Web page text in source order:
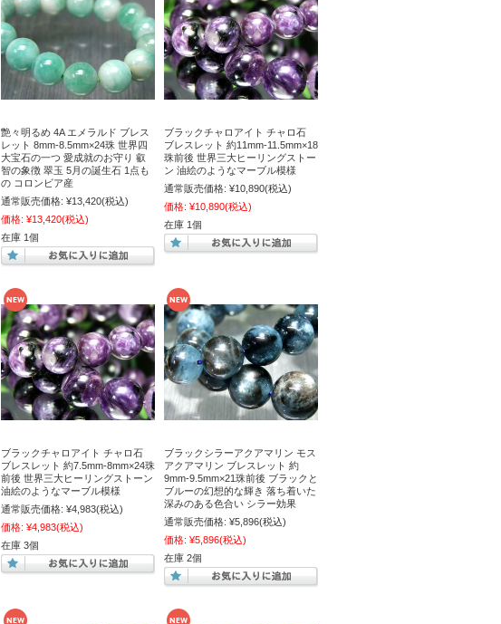
艶々明るめ 4A エメラルド ブレス
レット 8mm-8.5mm×24珠 世界四
大宝石の一つ 愛成就のお守り 叡
智の象徴 翠玉 5月の誕生石 1点も
の コロンビア産
通常販売価格: ¥13,420(税込)
価格: ¥13,420(税込)
在庫 1個
ブラックチャロアイト チャロ石
ブレスレット 約11mm-11.5mm×18
珠前後 世界三大ヒーリングストー
ン 油絵のようなマーブル模様
通常販売価格: ¥10,890(税込)
価格: ¥10,890(税込)
在庫 1個
ブラックチャロアイト チャロ石
ブレスレット 約7.5mm-8mm×24珠
前後 世界三大ヒーリングストーン
油絵のようなマーブル模様
通常販売価格: ¥4,983(税込)
価格: ¥4,983(税込)
在庫 3個
ブラックシラーアクアマリン モス
アクアマリン ブレスレット 約
9mm-9.5mm×21珠前後 ブラックと
ブルーの幻想的な輝き 落ち着いた
深みのある色合い シラー効果
通常販売価格: ¥5,896(税込)
価格: ¥5,896(税込)
在庫 2個